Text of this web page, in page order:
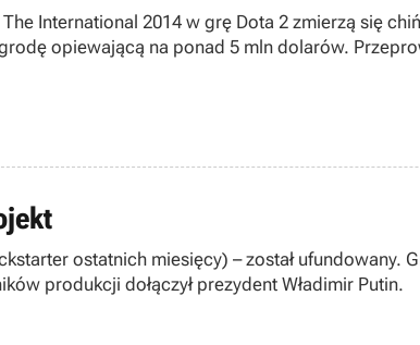
International 2014 w grę Dota 2 zmierzą się
opiewającą na ponad 5 mln dolarów.
czasu polskiego.
ostatnich miesięcy) – został ufundowany.
produkcji dołączył prezydent Władimir Putin.